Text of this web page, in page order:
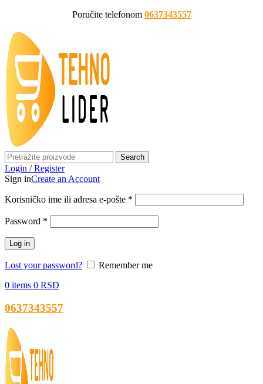
Poručite telefonom 0637343557
Search
Login / Register
Sign inCreate an Account
Korisničko ime ili adresa e-pošte *
Password *
Log in
Lost your password?
Remember me
0 items 0 RSD
0637343557